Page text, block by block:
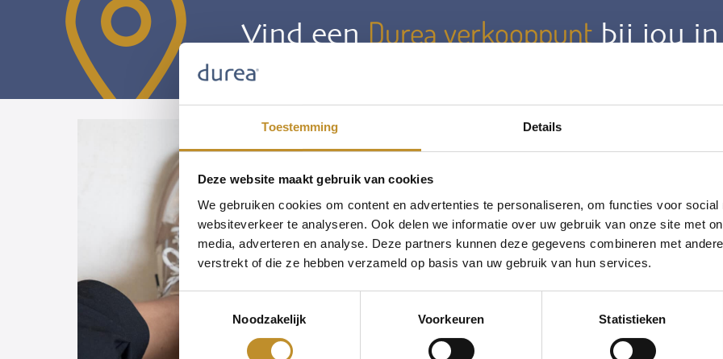
Toestemming Details
Deze website maakt gebruik van cookies
We gebruiken cookies om content en advertenties te personaliseren, om functies voor social
websiteverkeer te analyseren. Ook delen we informatie over uw gebruik van onze site met
media, adverteren en analyse. Deze partners kunnen deze gegevens combineren met
verstrekt of die ze hebben verzameld op basis van uw gebruik van hun services.
Toestemmingsselectie
Noodzakelijk
Voorkeuren Statistieken
Vind eenDurea verkooppuntbij jou in
Volg de stappen
& bepaal jouw
Gebruik het maatadvies als
onzedurea servicepuntenbij jou
Stap 1